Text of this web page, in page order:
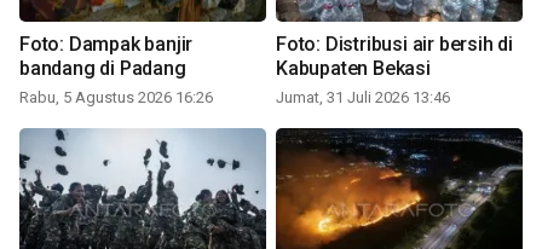
Foto: Dampak banjir
bandang di Padang
Rabu, 5 Agustus 2026 16:26
Foto: Distribusi air bersih di
Kabupaten Bekasi
Jumat, 31 Juli 2026 13:46